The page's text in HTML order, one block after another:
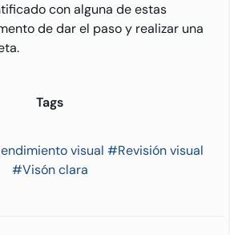
con alguna de estas
de dar el paso y realizar una
Tags
visual #Revisión visual
#Visón clara